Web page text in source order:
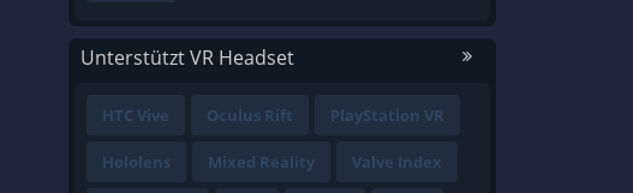
Unterstützt VR Headset
HTC Vive Oculus Rift PlayStation VR
Hololens Mixed Reality Valve Index